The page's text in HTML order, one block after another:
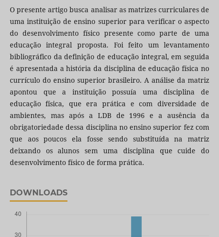
O presente artigo busca analisar as matrizes curriculares de
uma instituição de ensino superior para verificar o aspecto
do desenvolvimento físico presente como parte de uma
educação integral proposta. Foi feito um levantamento
bibliográfico da definição de educação integral, em seguida
é apresentada a história da disciplina de educação física no
currículo do ensino superior brasileiro. A análise da matriz
apontou que a instituição possuía uma disciplina de
educação física, que era prática e com diversidade de
ambientes, mas após a LDB de 1996 e a ausência da
obrigatoriedade dessa disciplina no ensino superior fez com
que aos poucos ela fosse sendo substituída na matriz
deixando os alunos sem uma disciplina que cuide do
desenvolvimento físico de forma prática.
DOWNLOADS